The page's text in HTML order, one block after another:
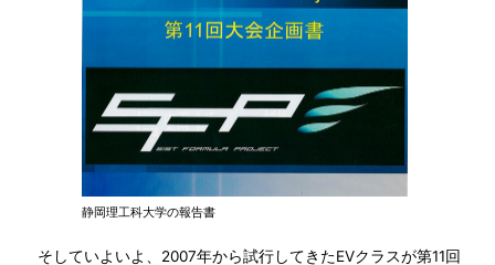
静岡理工科大学の報告書
そしていよいよ、2007年から試行してきたEVクラスが第11回